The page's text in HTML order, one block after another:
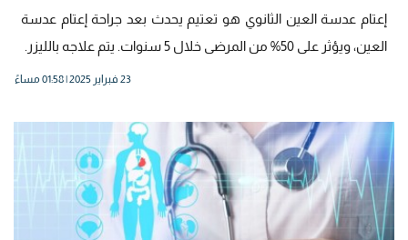
إعتام عدسة العين الثانوي هو تعتيم يحدث بعد جراحة إعتام عدسة
العين، ويؤثر على 50% من المرضى خلال 5 سنوات. يتم علاجه بالليزر.
23 فبراير 2025 | 01:58 مساءً